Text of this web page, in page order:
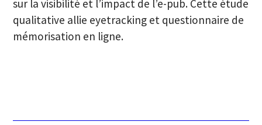
sur la visibilité et l’impact de l’e-pub. Cette étude
qualitative allie eyetracking et questionnaire de
mémorisation en ligne.